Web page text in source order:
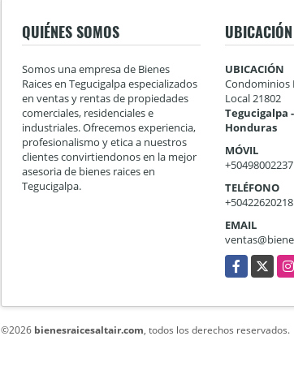
QUIÉNES SOMOS
Somos una empresa de Bienes
Raices en Tegucigalpa especializados
en ventas y rentas de propiedades
comerciales, residenciales e
industriales. Ofrecemos experiencia,
profesionalismo y etica a nuestros
clientes convirtiendonos en la mejor
asesoria de bienes raices en
Tegucigalpa.
UBICACIÓN
Condominios
Local 21802
Tegucigalpa
Honduras
MÓVIL
+50498002237
TELÉFONO
+50422620218
EMAIL
Facebook
X
©2026 bienesraicesaltair.com, todos los derechos reservados.